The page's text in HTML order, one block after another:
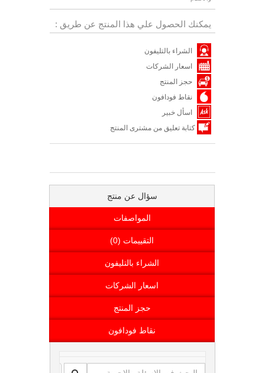
يمكنك الحصول علي هذا المنتج عن طريق :
الشراء بالتليفون
اسعار الشركات
حجز المنتج
نقاط فودافون
اسأل خبير
كتابة تعليق من مشترى المنتج
سؤال عن منتج
المواصفات
التقييمات (0)
الشراء بالتليفون
اسعار الشركات
حجز المنتج
نقاط فودافون